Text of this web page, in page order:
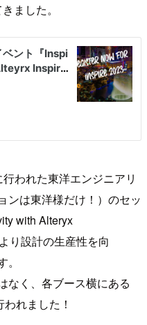
ました。
われた東洋エンジニアリ
ンは東洋様だけ！）のセッ
with Alteryx
り設計の生産性を向
なく、各ブース横にある
れました！